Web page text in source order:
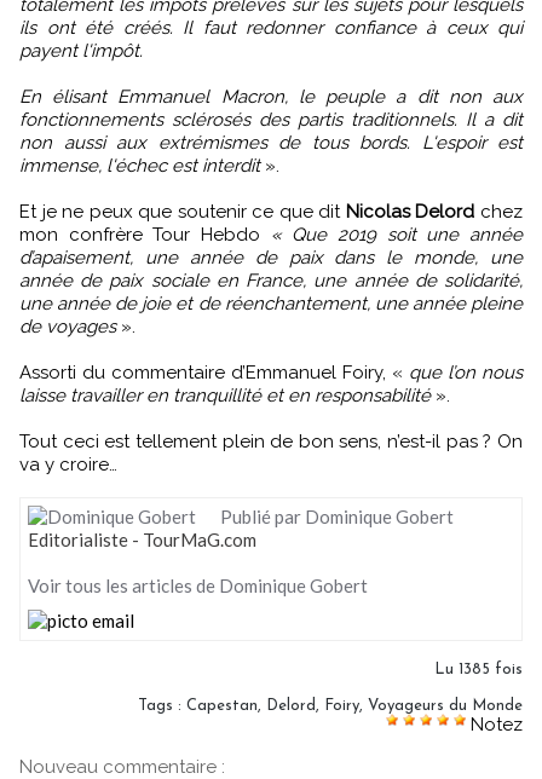
totalement les impôts prélevés sur les sujets pour lesquels
ils ont été créés. Il faut redonner confiance à ceux qui
payent l'impôt.
En élisant Emmanuel Macron, le peuple a dit non aux
fonctionnements sclérosés des partis traditionnels. Il a dit
non aussi aux extrémismes de tous bords. L'espoir est
immense, l'échec est interdit».
Et je ne peux que soutenir ce que dit Nicolas Delord chez
mon confrère Tour Hebdo « Que 2019 soit une année
d’apaisement, une année de paix dans le monde, une
année de paix sociale en France, une année de solidarité,
une année de joie et de réenchantement, une année pleine
de voyages».
Assorti du commentaire d’Emmanuel Foiry, « que l’on nous
laisse travailler en tranquillité et en responsabilité».
Tout ceci est tellement plein de bon sens, n’est-il pas ? On
va y croire…
Publié par Dominique Gobert
Editorialiste - TourMaG.com
Voir tous les articles de Dominique Gobert
Lu 1385 fois
Tags : Capestan, Delord, Foiry, Voyageurs du Monde
Notez
Nouveau commentaire :